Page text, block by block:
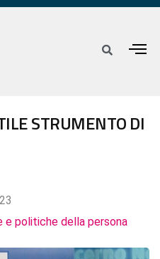
STRUMENTO DI
e politiche della persona